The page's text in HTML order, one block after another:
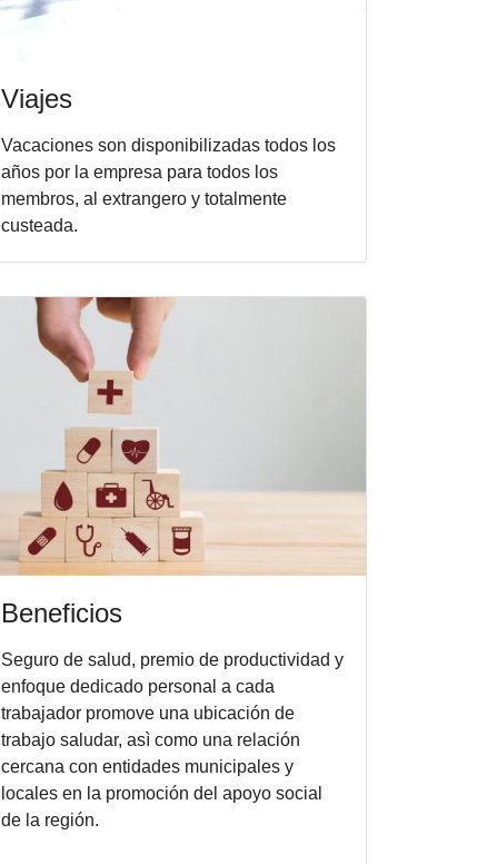
Viajes
Vacaciones son disponibilizadas todos los
años por la empresa para todos los
membros, al extrangero y totalmente
custeada.
Beneficios
Seguro de salud, premio de productividad y
enfoque dedicado personal a cada
trabajador promove una ubicación de
trabajo saludar, asì como una relación
cercana con entidades municipales y
locales en la promoción del apoyo social
de la región.